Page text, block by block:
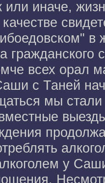
или иначе,
в
гражданского
всех орал
с Таней
мы
у